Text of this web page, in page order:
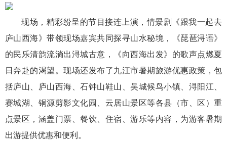
现场，精彩纷呈的节目接连上演，情景剧《跟我一起去
庐山西海》带领现场嘉宾共同探寻山水秘境，《琵琶浔语》
的民乐清韵流淌出浔城古意，《向西海出发》的歌声点燃夏
日奔赴的渴望。现场还发布了九江市暑期旅游优惠政策，包
括庐山、庐山西海、石钟山鞋山、吴城候鸟小镇、浔阳江、
赛城湖、铜源剪影文化园、云居山景区等各县（市、区）重
点景区，涵盖门票、餐饮、住宿、游乐等内容，为游客暑期
出游提供优惠和便利。